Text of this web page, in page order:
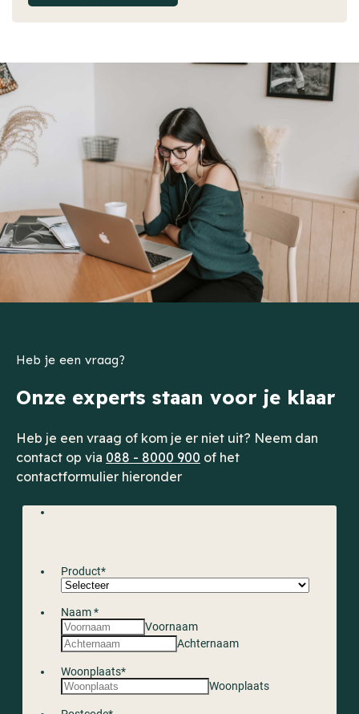
Heb je een vraag?
Onze experts staan voor je klaar
Heb je een vraag of kom je er niet uit? Neem dan
contact op via 088 - 8000 900 of het
contactformulier hieronder